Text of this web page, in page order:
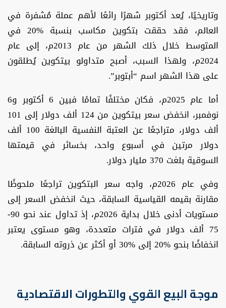
وتاريخيًا، يُعد أكتوبر شهرًا رائعًا لأهم عملة مُشفرة في
العالم، فقد حققت بتكوين مكاسب بنسبة %20 في
المتوسط خلال ذلك الشهر من عام 2013م، إلى عام
2024م، ولهذا السبب، أصبح متداولو بيتكوين يُطلقون
على هذا الشهر اسم “أبتوبر”.
أما عام 2025م، فكان مختلفًا تمامًا فبين 6 أكتوبر و6
نوفمبر، انخفض سعر بيتكوين من 124 ألف دولار إلى 101
ألف دولار، متراجعًا عن العتبة النفسية البالغة 100 ألف
دولار مرتين في أسبوع واحد، بخسائر في قيمتها
السوقية بلغت 370 مليار دولار.
وفي عام 2026م، واجه سعر البتكوين تراجعًا ملحوظًا
مقارنة بقيمه القياسية السابقة، حيث انخفض السعر إلى
مستويات أدنى خلال بداية 2026م، إذ تداول عند نحو 90-
75 ألف دولار في فترات متعددة، وهو مستوى يعتبر
انخفاضًا بنحو %20 إلى %30 أو أكثر عن ذروته السابقة.
موجة البيع القوي والتطورات الاقتصادية